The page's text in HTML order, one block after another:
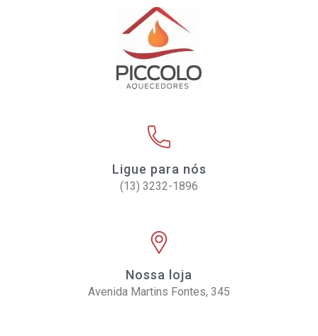
Ligue para nós
(13) 3232-1896
Nossa loja
Avenida Martins Fontes, 345